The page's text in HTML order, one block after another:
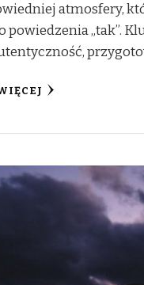
atmosfery,
powiedzenia „tak”.